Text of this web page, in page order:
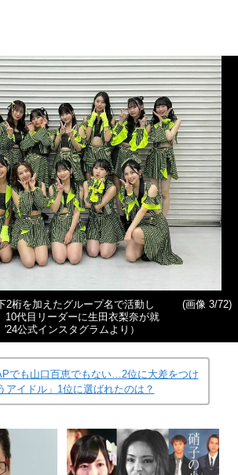
2桁を加えたグループ名で活動し
10代目リーダーに生田衣梨奈が就
公式インスタグラムより）
(画像 3/72)
でも山口百恵でもない…2位に大差をつけ
アイドル」1位に選ばれたのは？